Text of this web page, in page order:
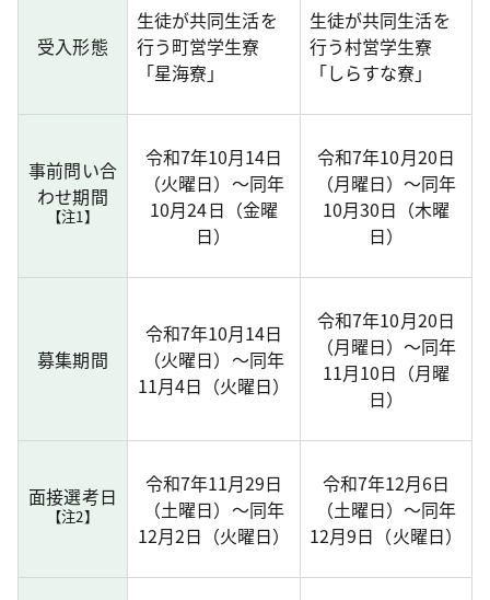
受入形態
生徒が共同生活を
行う町営学生寮
「星海寮」
生徒が共同生活を
行う村営学生寮
「しらすな寮」
事前問い合
わせ期間
【注1】
令和7年10月14日
（火曜日）～同年
10月24日（金曜
日）
令和7年10月20日
（月曜日）～同年
10月30日（木曜
日）
募集期間
令和7年10月14日
（火曜日）～同年
11月4日（火曜日）
令和7年10月20日
（月曜日）～同年
11月10日（月曜
日）
面接選考日
【注2】
令和7年11月29日
（土曜日）～同年
12月2日（火曜日）
令和7年12月6日
（土曜日）～同年
12月9日（火曜日）